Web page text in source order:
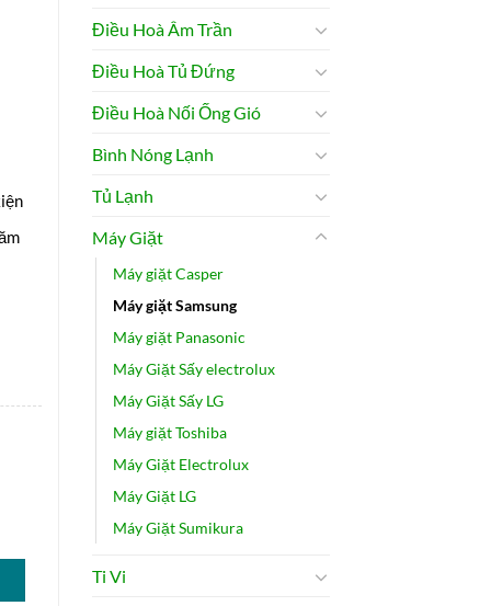
Điều Hoà Âm Trần
Điều Hoà Tủ Đứng
Điều Hoà Nối Ống Gió
Bình Nóng Lạnh
Tủ Lạnh
Máy Giặt
Máy giặt Casper
Máy giặt Samsung
Máy giặt Panasonic
Máy Giặt Sấy electrolux
Máy Giặt Sấy LG
Máy giặt Toshiba
Máy Giặt Electrolux
Máy Giặt LG
Máy Giặt Sumikura
Ti Vi
số lượng